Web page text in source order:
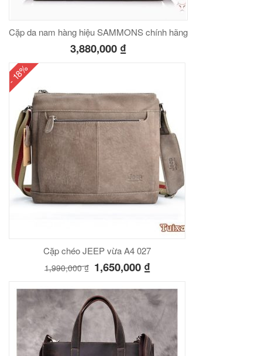
Cặp da nam hàng hiệu SAMMONS chính hãng
3,880,000 ₫
- 18%
Cặp chéo JEEP vừa A4 027
1,990,000₫ 1,650,000 ₫